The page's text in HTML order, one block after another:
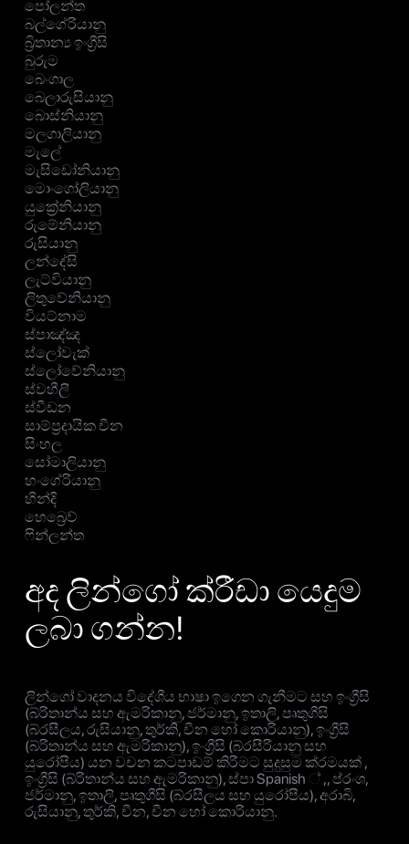
පෝලන්ත
බල්ගේරියානු
බ්‍රිතාන්‍ය ඉංග්‍රීසි
බුරුම
බෙංගාල
බෙලාරුසියානු
බොස්නියානු
මලගාලියානු
මැලේ
මැසිඩෝනියානු
මොංගෝලියානු
යුක්‍රේනියානු
රුමේනියානු
රුසියානු
ලන්දේසි
ලැට්වියානු
ලිතුවේනියානු
වියට්නාම
ස්පාඤ්ඤ
ස්ලෝවැක්
ස්ලෝවේනියානු
ස්වහීලී
ස්වීඩන
සාම්ප්‍රදායික චීන
සිංහල
සෝමාලියානු
හංගේරියානු
හින්දි
හෙබ්‍රෙව්
ෆින්ලන්ත
අද ලින්ගෝ ක්රීඩා යෙදුම
ලබා ගන්න!
ලින්ගෝ වාදනය විදේශීය භාෂා ඉගෙන ගැනීමට සහ ඉංග්‍රීසි
(බ්රිතාන්ය සහ ඇමරිකානු, ජර්මානු, ඉතාලි, පෘතුගීසි
(බ්රසීලය, රුසියානු, තුර්කි, චීන හෝ කොරියානු), ඉංග්‍රීසි
(බ්රිතාන්ය සහ ඇමරිකානු), ඉංග්‍රීසි (බ්රසීරියානු සහ
යුරෝපීය) යන වචන කටපාඩම් කිරීමට සුදුසුම ක්රමයක් ,
ඉංග්‍රීසි (බ්රිතාන්ය සහ ඇමරිකානු), ස්පා Spanish ් ,, ප්රංශ,
ජර්මානු, ඉතාලි, පෘතුගීසි (බ්රසීලය සහ යුරෝපීය), අරාබි,
රුසියානු, තුර්කි, චීන, චීන හෝ කොරියානු.